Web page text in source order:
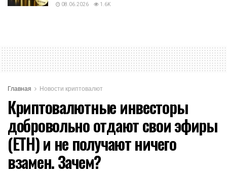
08.06.2026 1.6K
Главная Новости криптовалют
Криптовалютные инвесторы
добровольно отдают свои эфиры
(ETH) и не получают ничего
взамен. Зачем?